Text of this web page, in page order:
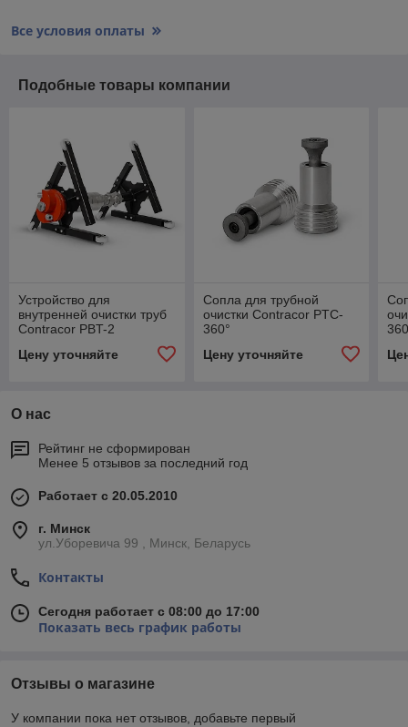
Все условия оплаты
Подобные товары компании
Устройство для
внутренней очистки труб
Contracor PBT-2
Цену уточняйте
Сопла для трубной
очистки Contracor PTC-
360°
Цену уточняйте
О нас
Рейтинг не сформирован
Менее 5 отзывов за последний год
Работает с 20.05.2010
г. Минск
ул.Уборевича 99 , Минск, Беларусь
Контакты
Сегодня работает с 08:00 до 17:00
Показать весь график работы
Отзывы о магазине
У компании пока нет отзывов, добавьте первый